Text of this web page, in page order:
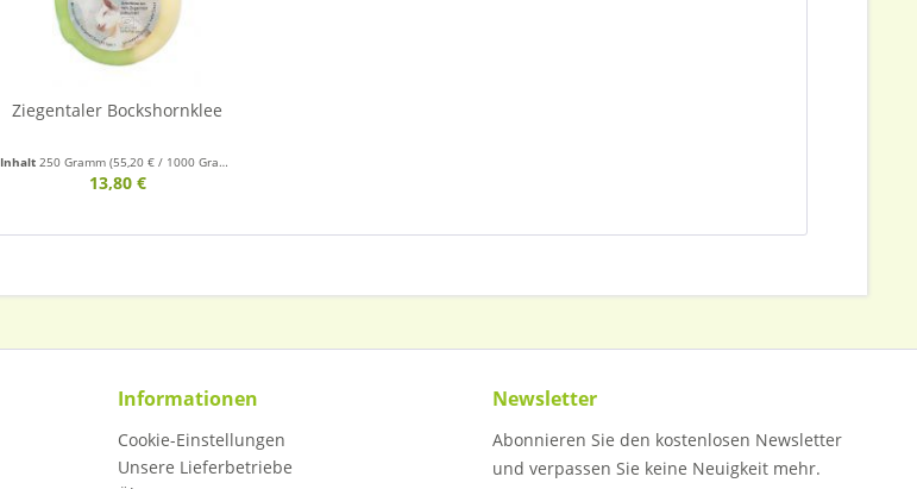
Ziegentaler Bockshornklee
Inhalt250 Gramm(55,20 € / 1000 Gramm)
13,80 €
Informationen
Cookie-Einstellungen
Unsere Lieferbetriebe
Newsletter
Abonnieren Sie den kostenlosen Newsletter
und verpassen Sie keine Neuigkeit mehr.